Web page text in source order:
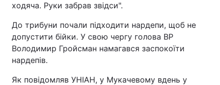
ходяча. Руки забрав звідси".
До трибуни почали підходити нардепи, щоб не
допустити бійки. У свою чергу голова ВР
Володимир Гройсман намагався заспокоїти
нардепів.
Як повідомляв УНІАН, у Мукачевому вдень у